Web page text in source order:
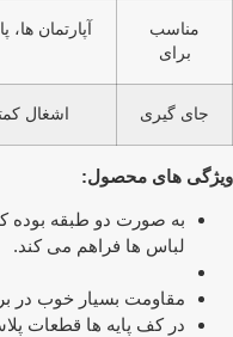
مناسب
برای
آپارتمان ها،
جای گیری اشغال
های محصول:
به صورت دو طبقه بوده
لباس ها فراهم می کند.
مقاومت بسیار خوب در
در کف پایه ها قطعات